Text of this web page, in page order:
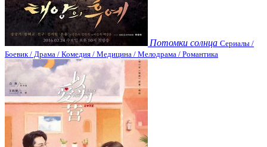
Потомки солнца Сериалы /
Боевик / Драма / Комедия / Медицина / Мелодрама / Романтика